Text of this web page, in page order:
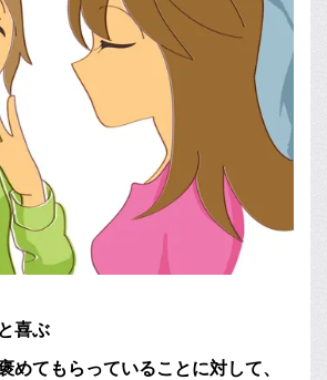
喜ぶ
めてもらっていることに対して、